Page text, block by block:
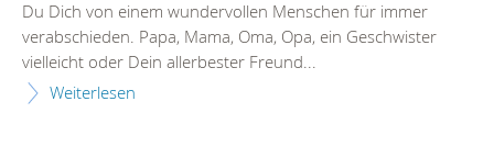
Du Dich von einem wundervollen Menschen für immer
verabschieden. Papa, Mama, Oma, Opa, ein Geschwister
vielleicht oder Dein allerbester Freund...
Weiterlesen